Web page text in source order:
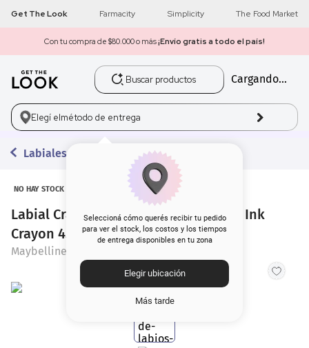
Get The Look Farmacity Simplicity The Food Market
Con tu compra de $80.000 o más¡Envío gratis a todo el país!
Buscar productos
Cargando...
Elegí elmétodo de entrega
Seleccioná cómo querés recibir tu pedido
para ver el stock, los costos y los tiempos
de entrega disponibles en tu zona
Elegir ubicación
Más tarde
Labiales en Barra
NO HAY STOCK
Labial Crayon Maybelline Super Stay Ink
Crayon 45 Hustle x 1,5 g
Maybelline
1 get the look
2 máscara pestañas
3.
5 corrector
rubor